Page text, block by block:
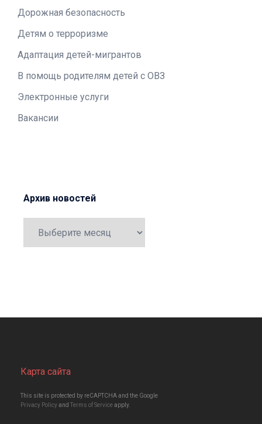
Дорожная безопасность
Детям о терроризме
Адаптация детей-мигрантов
В помощь родителям детей с ОВЗ
Электронные услуги
Вакансии
Архив новостей
Карта сайта
This site is protected by reCAPTCHA and the Google
Privacy Policyand Terms of Serviceapply.